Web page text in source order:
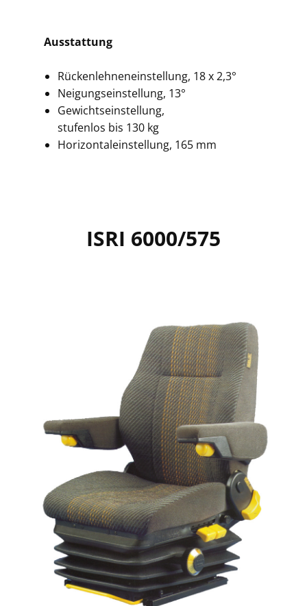
Ausstattung
Rückenlehneneinstellung, 18 x 2,3°
Neigungseinstellung, 13°
Gewichtseinstellung,
stufenlos bis 130 kg
Horizontaleinstellung, 165 mm
ISRI 6000/575